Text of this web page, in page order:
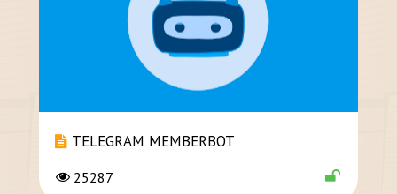
TELEGRAM MEMBERBOT
25287